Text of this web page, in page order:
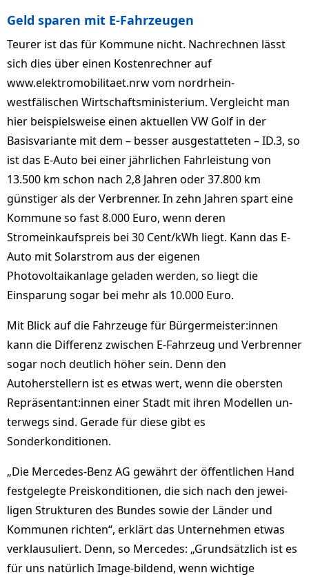
Geld sparen mit E-Fahrzeugen
Teurer ist das für Kommune nicht. Nachrechnen lässt
sich dies über einen Kostenrechner auf
www.elektromobili­taet.nrw vom nordrhein-
westfälischen Wirtschaftsministerium. Ver­gleicht man
hier beispielsweise einen aktuellen VW Golf in der
Basisvariante mit dem – besser ausgestatteten – ID.3, so
ist das E-Auto bei einer jährlichen Fahrleistung von
13.500 km schon nach 2,8 Jahren oder 37.800 km
günstiger als der Verbrenner. In zehn Jahren spart eine
Kommune so fast 8.000 Euro, wenn deren
Stromeinkaufspreis bei 30 Cent/kWh liegt. Kann das E-
Auto mit Solarstrom aus der eigenen
Photovoltaikanlage geladen wer­den, so liegt die
Einsparung sogar bei mehr als 10.000 Euro.
Mit Blick auf die Fahrzeuge für Bürgermeister:innen
kann die Differenz zwischen E-Fahrzeug und Verbrenner
sogar noch deutlich höher sein. Denn den
Autoherstellern ist es etwas wert, wenn die obersten
Repräsentant:innen einer Stadt mit ihren Modellen un­
terwegs sind. Gerade für diese gibt es
Sonderkonditionen.
„Die Mercedes-Benz AG gewährt der öffentlichen Hand
festgelegte Preiskonditionen, die sich nach den je­wei­
ligen Strukturen des Bundes sowie der Länder und
Kommunen richten“, erklärt das Unternehmen etwas
verklausuliert. Denn, so Mercedes: „Grundsätzlich ist es
für uns natürlich Image-bildend, wenn wichtige